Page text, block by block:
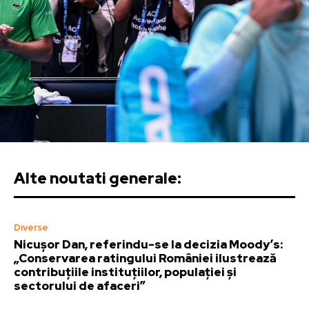
Alte noutati generale:
Diverse
Nicușor Dan, referindu-se la decizia Moody’s:
„Conservarea ratingului României ilustrează
contribuțiile instituțiilor, populației și
sectorului de afaceri”